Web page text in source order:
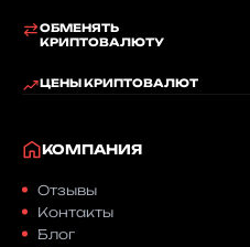
ОБМЕНЯТЬ
КРИПТОВАЛЮТУ
ЦЕНЫ КРИПТОВАЛЮТ
КОМПАНИЯ
Отзывы
Контакты
Блог